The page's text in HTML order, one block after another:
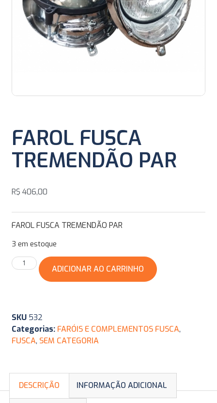
FAROL FUSCA
TREMENDÃO PAR
R$ 406,00
FAROL FUSCA TREMENDÃO PAR
3 em estoque
ADICIONAR AO CARRINHO
SKU 532
Categorias: FARÓIS E COMPLEMENTOS FUSCA,
FUSCA, SEM CATEGORIA
DESCRIÇÃO INFORMAÇÃO ADICIONAL